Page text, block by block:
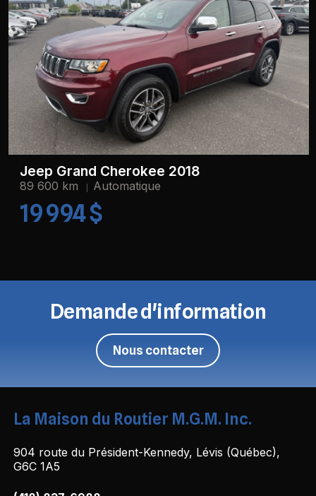
Jeep Grand Cherokee 2018
89 600 km Automatique
19 994 $
Demande d'information
Nous contacter
La Maison du Routier M.G.M. Inc.
904 route du Président-Kennedy, Lévis (Québec),
G6C 1A5